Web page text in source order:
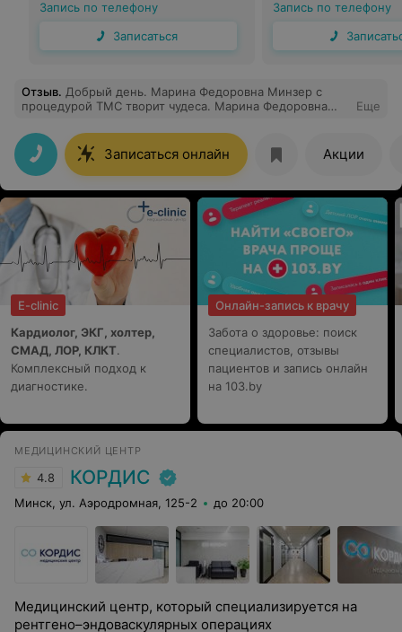
Запись по телефону
Записаться
Запись по телефону
Отзыв. Добрый день. Марина Федоровна Минзер с
процедурой ТМС творит чудеса. Марина Федоровна
тактику лечения и принять правильное решение,
чтобы на выходе был положительный результат, а
такжн истправить ошибки других врачей. Сердечно
благодарю.
Еще
Записаться онлайн Акции
E-clinic
Кардиолог, ЭКГ, холтер,
СМАД, ЛОР, КЛКТ.
Комплексный подход к
диагностике.
Онлайн-запись к врачу
Забота о здоровье: поиск
специалистов, отзывы
пациентов и запись онлайн
на 103.by
МЕДИЦИНСКИЙ ЦЕНТР
4.8 КОРДИС
Минск, ул. Аэродромная, 125-2 до 20:00
Медицинский центр, который специализируется на
рентгено–эндоваскулярных операциях